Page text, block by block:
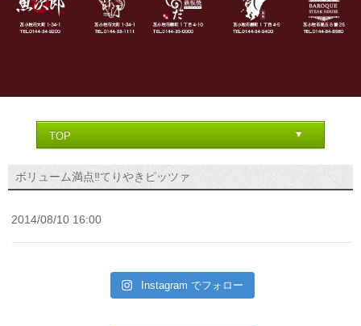
ボリューム満点‼︎てりやきピッツァ
2014/08/10 16:00
Instagram でフォロー